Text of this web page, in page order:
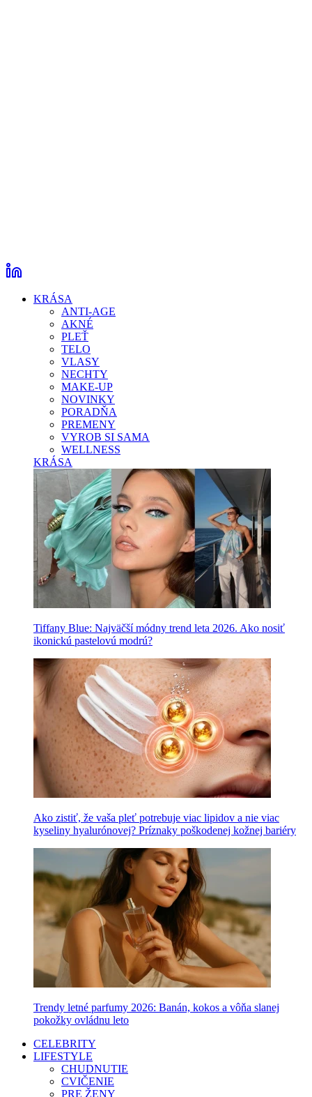
KRÁSA
ANTI-AGE
AKNÉ
PLEŤ
TELO
VLASY
NECHTY
MAKE-UP
NOVINKY
PORADŇA
PREMENY
VYROB SI SAMA
WELLNESS
KRÁSA
Tiffany Blue: Najväčší módny trend leta 2026. Ako nosiť
ikonickú pastelovú modrú?
Ako zistiť, že vaša pleť potrebuje viac lipidov a nie viac
kyseliny hyalurónovej? Príznaky poškodenej kožnej bariéry
Trendy letné parfumy 2026: Banán, kokos a vôňa slanej
pokožky ovládnu leto
CELEBRITY
LIFESTYLE
CHUDNUTIE
CVIČENIE
PRE ŽENY